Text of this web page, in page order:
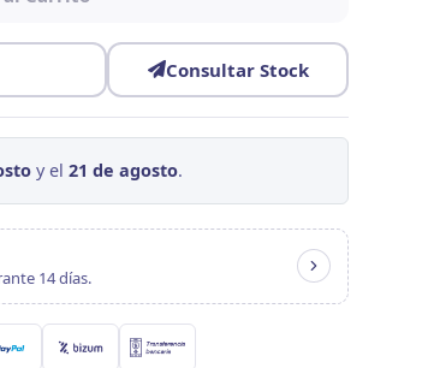
Consultar Stock
y el 21 de agosto.
14 días.